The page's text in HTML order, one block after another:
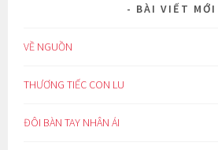
BÀI VIẾT MỚI
VỀ NGUỒN
THƯƠNG TIẾC CON LU
ĐÔI BÀN TAY NHÂN ÁI